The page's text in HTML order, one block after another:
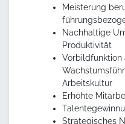
Meisterung
Nachhaltige
Produktivität
Vorbildfunktion
Arbeitskultur
Erhöhte
Strategisches